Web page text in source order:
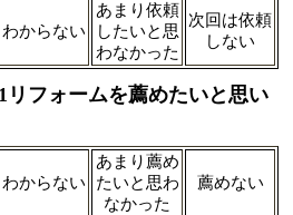
わからない
あまり依頼
したいと思
わなかった
次回は依頼
しない
リフォームを薦めたいと思い
わからない
あまり薦め
たいと思わ
なかった
薦めない